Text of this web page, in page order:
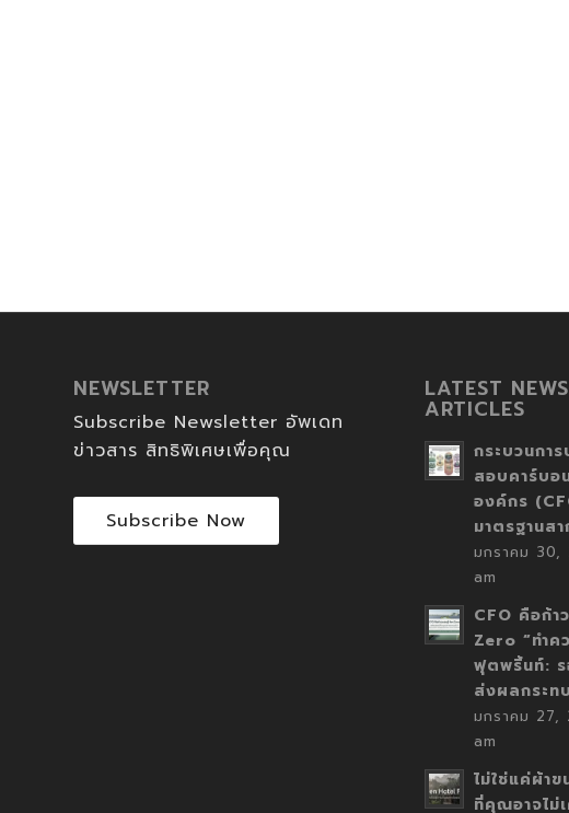
NEWSLETTER
Subscribe Newsletter อัพเดท
ข่าวสาร สิทธิพิเศษเพื่อคุณ
Subscribe Now
LATEST
ARTICLES
กระบวนกา
สอบคาร์บ
องค์กร
มาตรฐานส
มกราคม
am
CFO คือก้า
Zero “ทำค
ฟุตพริ้นท์: ร
ส่งผลกระท
มกราคม 27,
am
ไม่ใช่แค่ผ้า
ที่คุณอาจไม่